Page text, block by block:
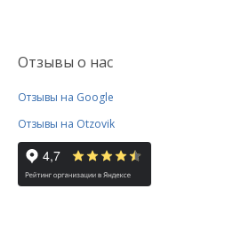
Отзывы о нас
Отзывы на Google
Отзывы на Otzovik